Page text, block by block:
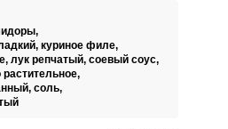
рисовой лапшой создает
восхитительный ансамбль,
который порадует своей
лёгкостью и насыщенностью.
куриное филе,
лук репчатый, соевый соус,
соль,
меня